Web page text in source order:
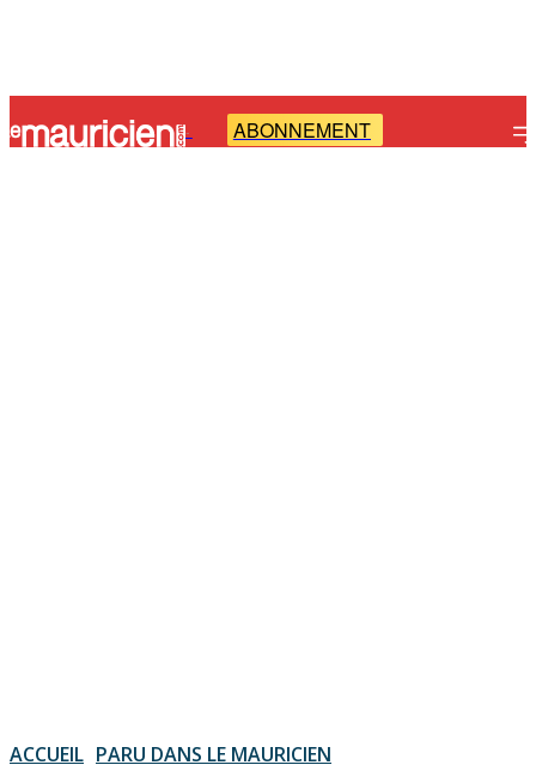
- ABONNEMENT
ACCUEIL PARU DANS LE MAURICIEN